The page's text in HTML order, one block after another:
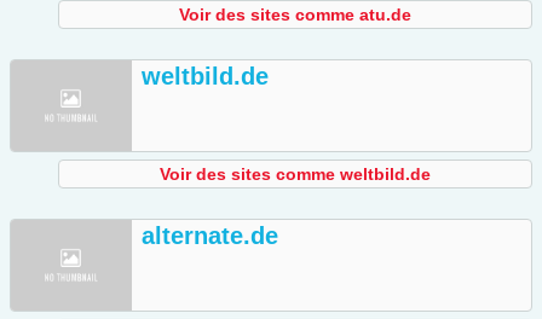
Voir des sites comme atu.de
weltbild.de
Voir des sites comme weltbild.de
alternate.de